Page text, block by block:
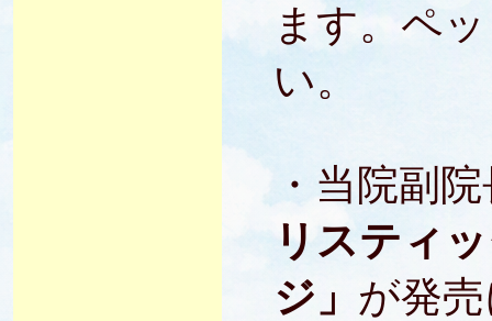
ます。ペ
い。
・当院副
リスティ
ジ」 が発